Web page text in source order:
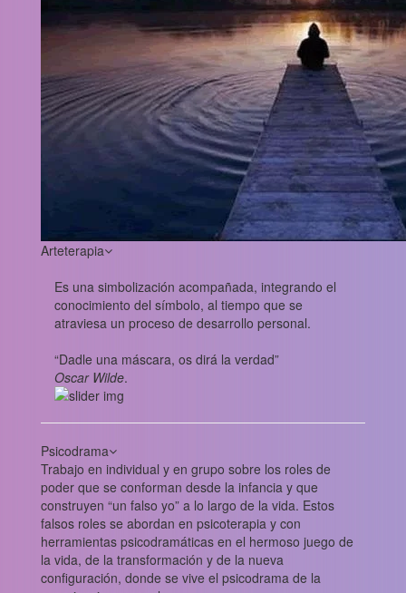
Arteterapia
Es una simbolización acompañada, integrando el
conocimiento del símbolo, al tiempo que se
atraviesa un proceso de desarrollo personal.
“Dadle una máscara, os dirá la verdad”
Oscar Wilde.
Psicodrama
Trabajo en individual y en grupo sobre los roles de
poder que se conforman desde la infancia y que
construyen “un falso yo” a lo largo de la vida. Estos
falsos roles se abordan en psicoterapia y con
herramientas psicodramáticas en el hermoso juego de
la vida, de la transformación y de la nueva
configuración, donde se vive el psicodrama de la